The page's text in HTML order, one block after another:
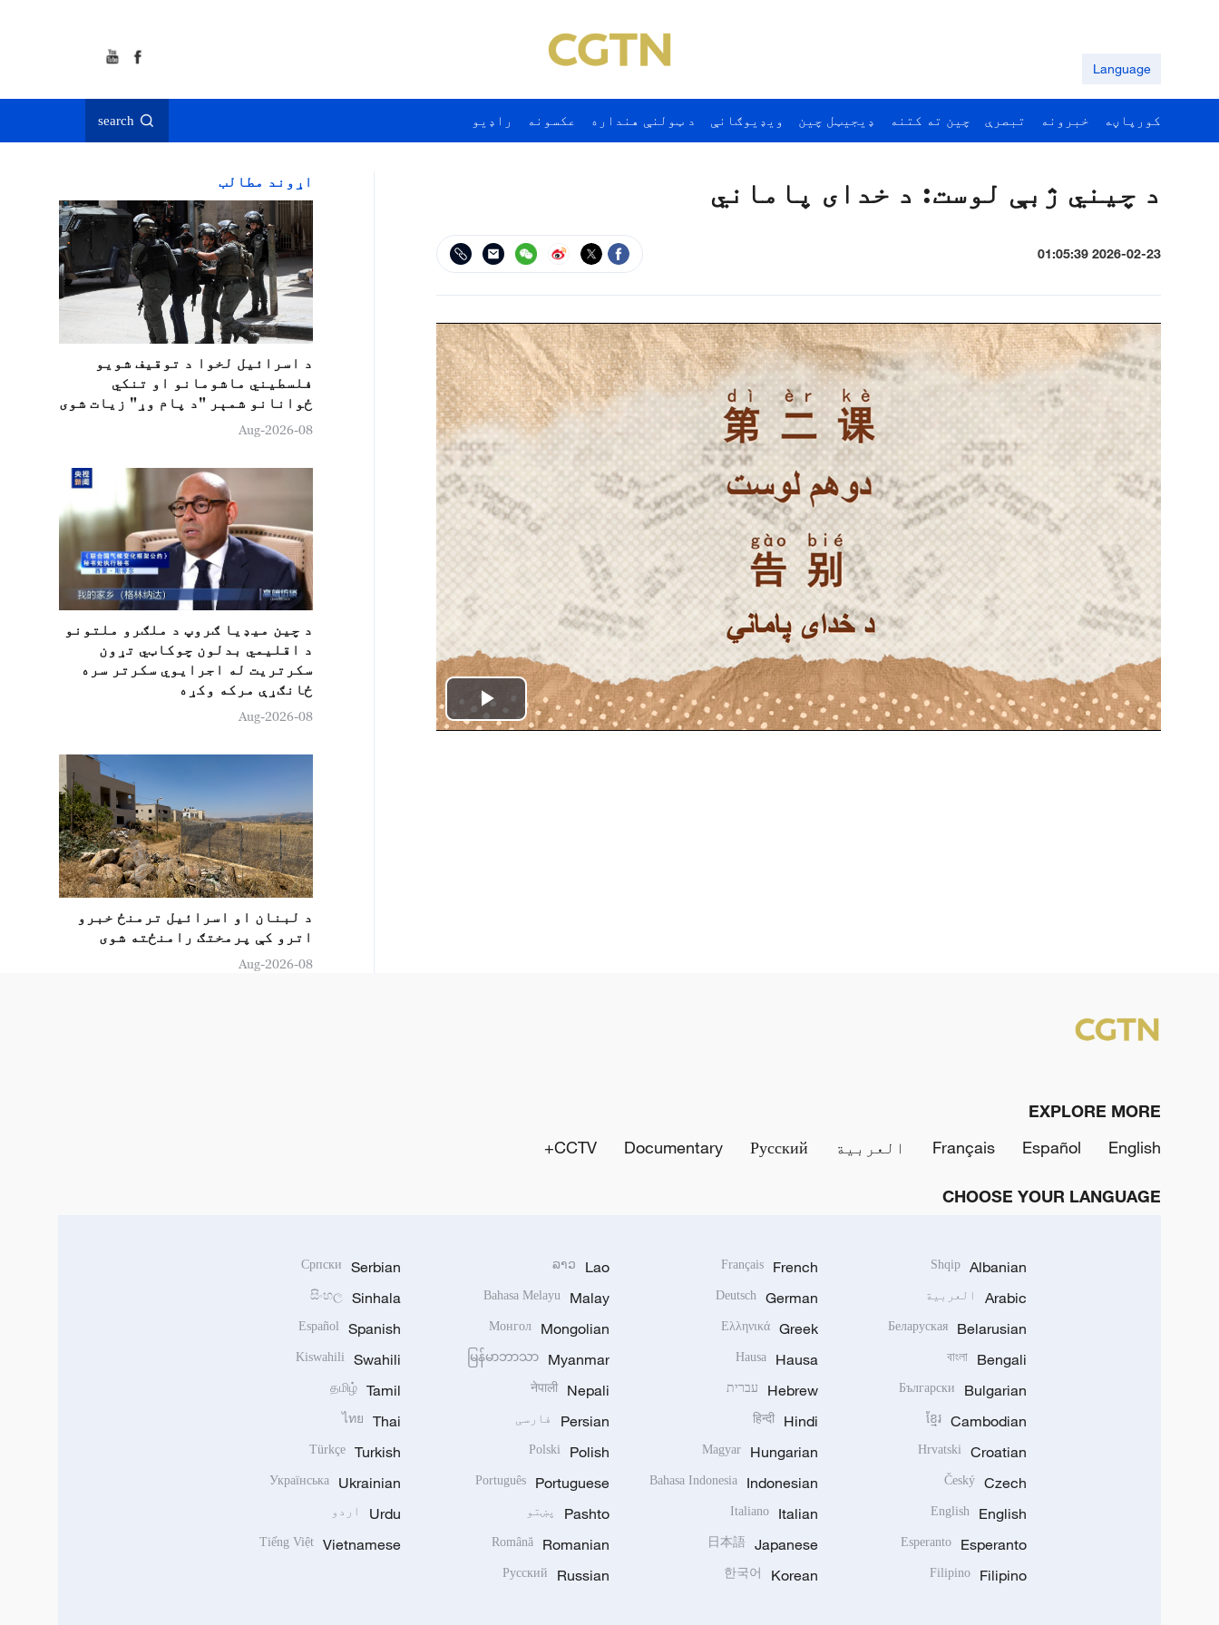
Language
کورپاڼه خبرونه تبصرې چين ته کتنه ډيجيټل چين ويډيوګانې د ټولنې هنداره عکسونه راډيو search
د چيني ژبې لوست: د خدای پاماني
2026-02-23 01:05:39
P
اړوند مطالب
د اسرائيل لخوا د توقيف شویو
فلسطیني ماشومانو او تنکي
ځوانانو شمېر "د پام وړ" زیات شوی
08-Aug-2026
د چين ميډيا ګروپ د ملګرو ملتونو
د اقلیمي بدلون چوکاټي تړون
سکرتريت له اجرایوي سکرتر سره
ځانګړې مرکه وکړه
08-Aug-2026
د لبنان او اسرائیل ترمنځ خبرو
اترو کې پرمختګ رامنځته شوی
08-Aug-2026
EXPLORE MORE
English
Español
Français العربية Русский
Documentary
CCTV+
CHOOSE YOUR LANGUAGE
Albanian
Shqip
Arabic العربية
Belarusian
Беларуская
Bengali
বাংলা
Bulgarian
Български
Cambodian
ខ្មែរ
Croatian
Hrvatski
Czech
Český
English
English
Esperanto
Esperanto
Filipino
Filipino
French
Français
German
Deutsch
Greek
Ελληνικά
Hausa
Hausa
Hebrew עברית
Hindi
हिन्दी
Hungarian
Magyar
Indonesian
Bahasa Indonesia
Italian
Italiano
Japanese
日本語
Korean
한국어
Lao
ລາວ
Malay
Bahasa Melayu
Mongolian
Монгол
Myanmar
မြန်မာဘာသာ
Nepali
नेपाली
Persian فارسی
Polish
Polski
Portuguese
Português
Pashto پښتو
Romanian
Română
Russian
Русский
Serbian
Српски
Sinhala
සිංහල
Spanish
Español
Swahili
Kiswahili
Tamil
தமிழ்
Thai
ไทย
Turkish
Türkçe
Ukrainian
Українська
Urdu اردو
Vietnamese
Tiếng Việt